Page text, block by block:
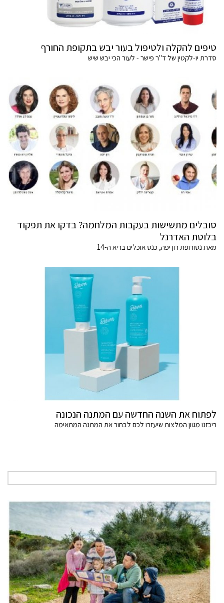
טיפים להקלה ולטיפול בעור יבש בתקופת החורף
סדרת יו-לקטין של ד"ר פישר - לעור הכי יבש שיש
סובלים מתשישות בעקבות המלחמה? בדקו את תפקוד
בלוטת האדרנל
מאת נטורופת רון יפה, כנס אוכלים בריא ה-14
לפתוח את השנה החדשה עם המתנה הנכונה
ריכזנו מגוון המלצות שיעזרו לכם לבחור את המתנה המתאימה